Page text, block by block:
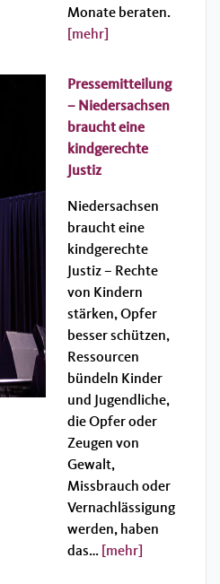
Monate beraten.
[mehr]
Pressemitteilung
– Niedersachsen
braucht eine
kindgerechte
Justiz
Niedersachsen
braucht eine
kindgerechte
Justiz – Rechte
von Kindern
stärken, Opfer
besser schützen,
Ressourcen
bündeln Kinder
und Jugendliche,
die Opfer oder
Zeugen von
Gewalt,
Missbrauch oder
Vernachlässigung
werden, haben
das… [mehr]